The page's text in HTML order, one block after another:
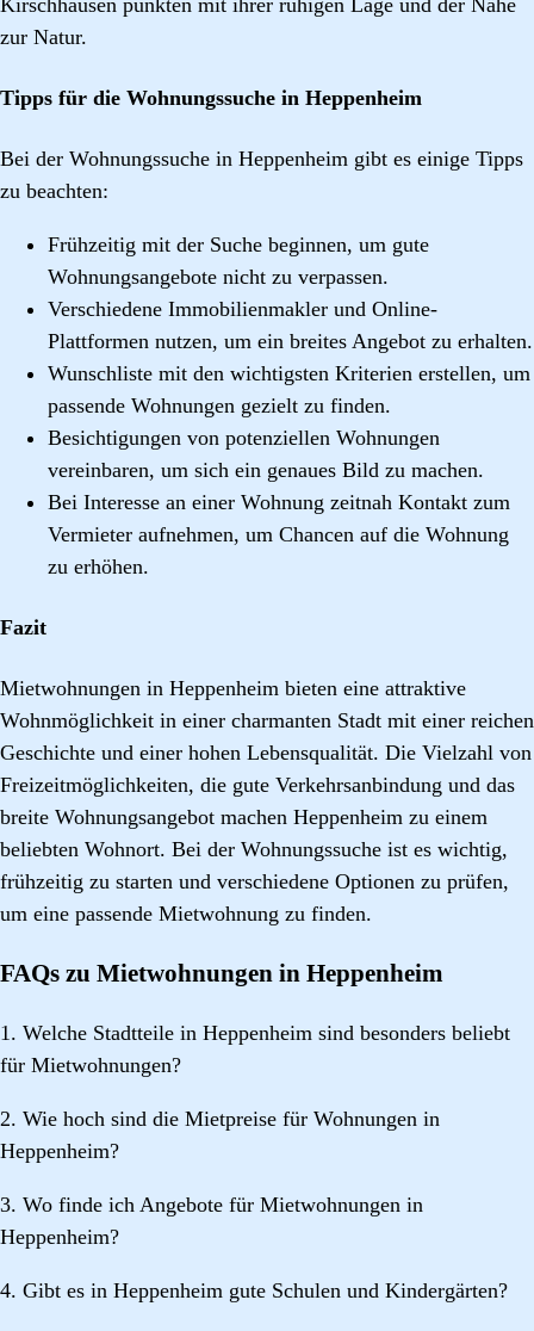
zur Natur.
Tipps für die Wohnungssuche in Heppenheim
Bei der Wohnungssuche in Heppenheim gibt es einige Tipps
zu beachten:
Frühzeitig mit der Suche beginnen, um gute
Wohnungsangebote nicht zu verpassen.
Verschiedene Immobilienmakler und Online-
Plattformen nutzen, um ein breites Angebot zu erhalten.
Wunschliste mit den wichtigsten Kriterien erstellen, um
passende Wohnungen gezielt zu finden.
Besichtigungen von potenziellen Wohnungen
vereinbaren, um sich ein genaues Bild zu machen.
Bei Interesse an einer Wohnung zeitnah Kontakt zum
Vermieter aufnehmen, um Chancen auf die Wohnung
zu erhöhen.
Fazit
Mietwohnungen in Heppenheim bieten eine attraktive
Wohnmöglichkeit in einer charmanten Stadt mit einer reichen
Geschichte und einer hohen Lebensqualität. Die Vielzahl von
Freizeitmöglichkeiten, die gute Verkehrsanbindung und das
breite Wohnungsangebot machen Heppenheim zu einem
beliebten Wohnort. Bei der Wohnungssuche ist es wichtig,
frühzeitig zu starten und verschiedene Optionen zu prüfen,
um eine passende Mietwohnung zu finden.
FAQs zu Mietwohnungen in Heppenheim
1. Welche Stadtteile in Heppenheim sind besonders beliebt
für Mietwohnungen?
2. Wie hoch sind die Mietpreise für Wohnungen in
Heppenheim?
3. Wo finde ich Angebote für Mietwohnungen in
Heppenheim?
4. Gibt es in Heppenheim gute Schulen und Kindergärten?